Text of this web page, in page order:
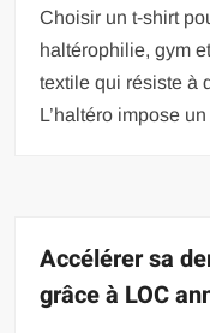
Choisir un t-shirt
haltérophilie, gym
textile qui résiste à
L’haltéro impose
Accélérer sa
grâce à LOC